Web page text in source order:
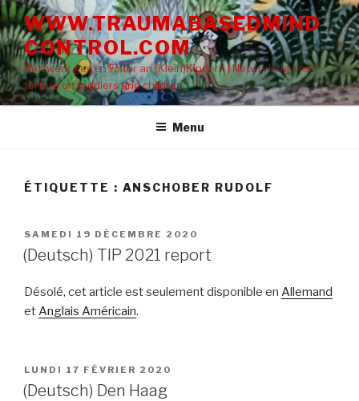
Aller
au
contenu
principal
WWW.TRAUMABASEDMIND
CONTROL.COM
Netzwerk gegen Folter an (Klein)Kindern | Network against
torture on toddlers and children
Menu
ÉTIQUETTE : ANSCHOBER RUDOLF
PUBLIÉ
LE
SAMEDI 19 DÉCEMBRE 2020
(Deutsch) TIP 2021 report
Désolé, cet article est seulement disponible en Allemand
etAnglais Américain.
PUBLIÉ
LE
LUNDI 17 FÉVRIER 2020
(Deutsch) Den Haag